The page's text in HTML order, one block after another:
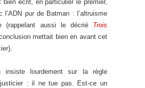
bien écrit, en particulier le premier,
l’ADN pur de Batman : l’altruisme
(rappelant aussi le décrié Trois
mettait bien en avant cet
insiste lourdement sur la règle
justicier : il ne tue pas. Est-ce un